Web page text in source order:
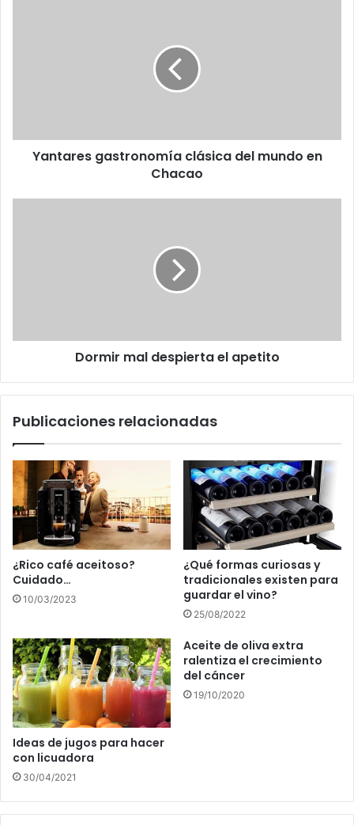
Yantares gastronomía clásica del mundo en
Chacao
Dormir mal despierta el apetito
Publicaciones relacionadas
¿Rico café aceitoso?
Cuidado…
10/03/2023
¿Qué formas curiosas y
tradicionales existen para
guardar el vino?
25/08/2022
Ideas de jugos para hacer
con licuadora
30/04/2021
Aceite de oliva extra
ralentiza el crecimiento
del cáncer
19/10/2020